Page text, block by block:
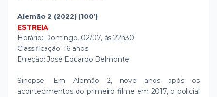
Alemão 2 (2022) (100’)
ESTREIA
Horário: Domingo, 02/07, às 22h30
Classificação: 16 anos
Direção: José Eduardo Belmonte
Sinopse: Em Alemão 2, nove anos após os
acontecimentos do primeiro filme em 2017, o policial